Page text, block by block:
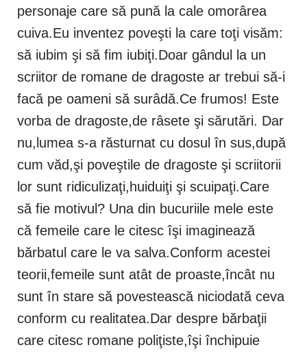
personaje care să pună la cale omorârea
cuiva.Eu inventez poveşti la care toţi visăm:
să iubim şi să fim iubiţi.Doar gândul la un
scriitor de romane de dragoste ar trebui să-i
facă pe oameni să surâdă.Ce frumos! Este
vorba de dragoste,de râsete şi sărutări. Dar
nu,lumea s-a răsturnat cu dosul în sus,după
cum văd,şi poveştile de dragoste şi scriitorii
lor sunt ridiculizaţi,huiduiţi şi scuipaţi.Care
să fie motivul? Una din bucuriile mele este
că femeile care le citesc îşi imaginează
bărbatul care le va salva.Conform acestei
teorii,femeile sunt atât de proaste,încât nu
sunt în stare să povestească niciodată ceva
conform cu realitatea.Dar despre bărbaţii
care citesc romane poliţiste,îşi închipuie